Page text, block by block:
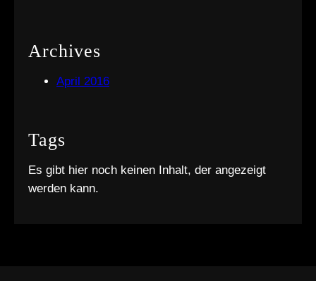
Archives
April 2016
Tags
Es gibt hier noch keinen Inhalt, der angezeigt
werden kann.